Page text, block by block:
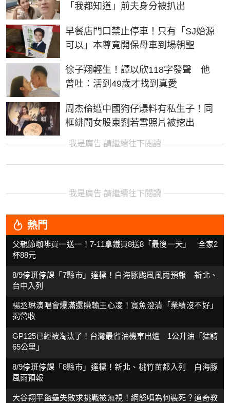
「我都知道」前夫身分被扒出
早餐店門口禁止停車！只有「SJ始源
可以」本尊竟開保母車到場朝聖
徐子翔輕生！譚以欣118字發聲 他
曾吐：活到49歲才找到真愛
周杰倫遭中國狗仔爆料有私生子！同
框緋聞女股東劉若雪照片被挖出
我是廣告 請繼續往下閱讀
我是廣告 請繼續往下閱讀
熱門
父親節咖啡買一送一！7-11拿鐵買8送8「最後一天」 全家2
杯88元
8/9停班停課「7縣市」達標！白海豚颱風風雨預報 新北、
台中入列
楊丞琳演唱會爆滿還賺輸王心凌！寬魚澄清「業績沒不好」
揭營收
GP125已經被淘汰了！台灣最省油機車出爐 1公升油「猛騎
65公里」
8/9停班停課「8縣市」達標！新北、桃竹苗都入列 白海豚
風雨預報
大谷翔平盜壘失敗求挑戰被無視！網怒噴為何裝死？道奇教